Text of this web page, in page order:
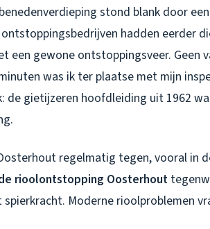
stond blank door
hadden eerder
een gewone ontstoppingsveer. Geen
was ik ter plaatse met mijn
de gietijzeren hoofdleiding uit 1962
regelmatig tegen, vooral in
rioolontstopping Oosterhout
Moderne rioolproblemen